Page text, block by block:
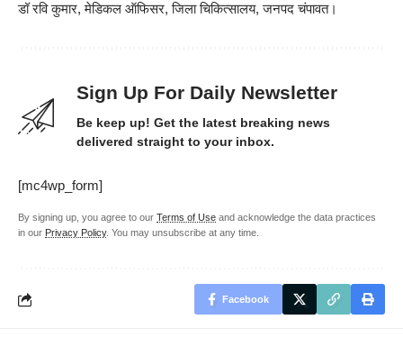
डॉ रवि कुमार, मेडिकल ऑफिसर, जिला चिकित्सालय, जनपद चंपावत।
Sign Up For Daily Newsletter
Be keep up! Get the latest breaking news
delivered straight to your inbox.
[mc4wp_form]
By signing up, you agree to our Terms of Use and acknowledge the data practices
in our Privacy Policy. You may unsubscribe at any time.
Facebook